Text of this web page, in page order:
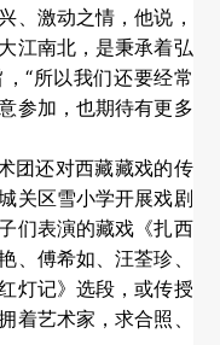
、激动之情，他说，
江南北，是秉承着弘
“所以我们还要经常
参加，也期待有更多
团还对西藏藏戏的传
关区雪小学开展戏剧
们表演的藏戏《扎西
、傅希如、汪荃珍、
灯记》选段，或传授
着艺术家，求合照、